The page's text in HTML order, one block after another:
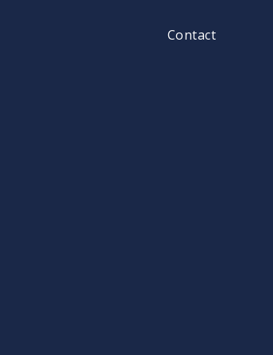
Contact